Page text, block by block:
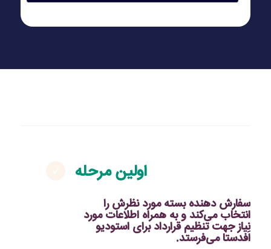
اولین مرحله
سفارش دهنده بسته مورد نظرش را
انتخاب می‌کند و به همراه اطلاعات مورد
نیاز جهت تنظیم قرارداد برای استودیو
اَفدستا می‌فرستد.